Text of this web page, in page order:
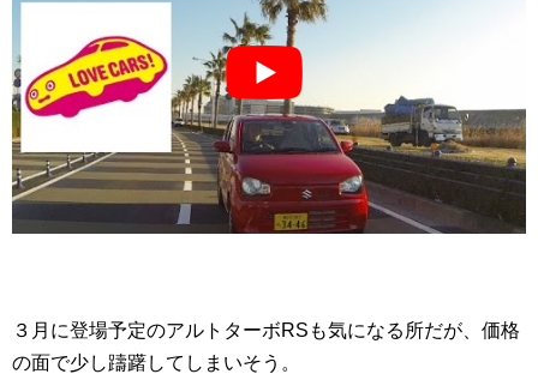
３月に登場予定のアルトターボRSも気になる所だが、価格
の面で少し躊躇してしまいそう。